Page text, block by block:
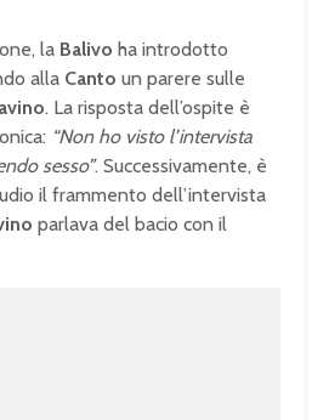
la Balivo ha introdotto
alla Canto un parere sulle
. La risposta dell’ospite è
“Non ho visto l’intervista
sesso”. Successivamente, è
il frammento dell’intervista
parlava del bacio con il